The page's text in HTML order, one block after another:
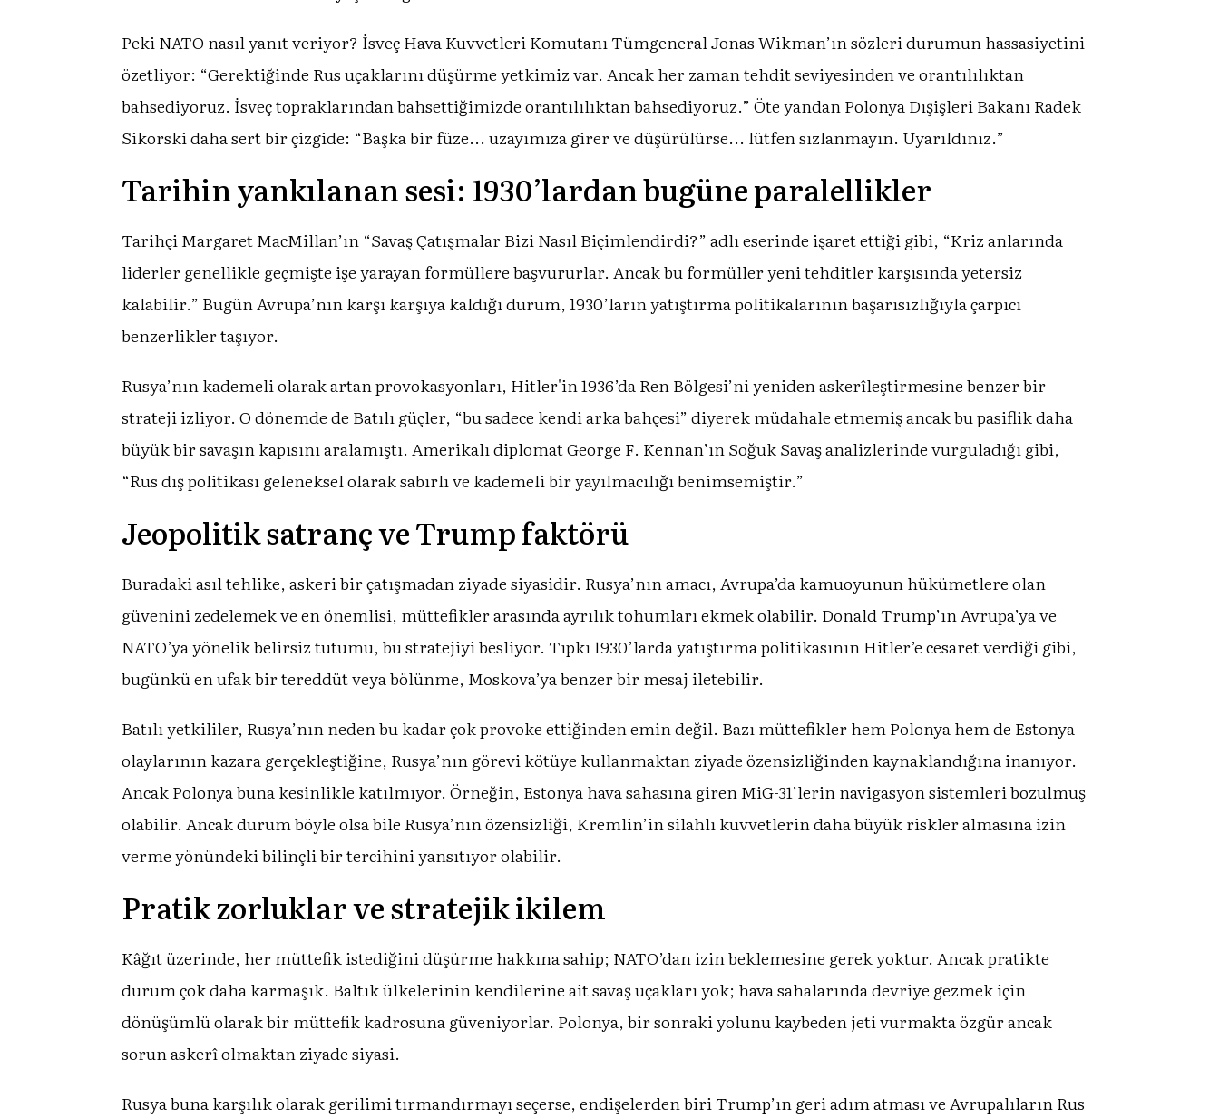
Peki NATO nasıl yanıt veriyor? İsveç Hava Kuvvetleri Komutanı Tümgeneral Jonas Wikman’ın sözleri durumun hassasiyetini
özetliyor: “Gerektiğinde Rus uçaklarını düşürme yetkimiz var. Ancak her zaman tehdit seviyesinden ve orantılılıktan
bahsediyoruz. İsveç topraklarından bahsettiğimizde orantılılıktan bahsediyoruz.” Öte yandan Polonya Dışişleri Bakanı Radek
Sikorski daha sert bir çizgide: “Başka bir füze... uzayımıza girer ve düşürülürse... lütfen sızlanmayın. Uyarıldınız.”
Tarihin yankılanan sesi: 1930’lardan bugüne paralellikler
Tarihçi Margaret MacMillan’ın “Savaş Çatışmalar Bizi Nasıl Biçimlendirdi?” adlı eserinde işaret ettiği gibi, “Kriz anlarında
liderler genellikle geçmişte işe yarayan formüllere başvururlar. Ancak bu formüller yeni tehditler karşısında yetersiz
kalabilir.” Bugün Avrupa’nın karşı karşıya kaldığı durum, 1930’ların yatıştırma politikalarının başarısızlığıyla çarpıcı
benzerlikler taşıyor.
Rusya’nın kademeli olarak artan provokasyonları, Hitler'in 1936’da Ren Bölgesi’ni yeniden askerîleştirmesine benzer bir
strateji izliyor. O dönemde de Batılı güçler, “bu sadece kendi arka bahçesi” diyerek müdahale etmemiş ancak bu pasiflik daha
büyük bir savaşın kapısını aralamıştı. Amerikalı diplomat George F. Kennan’ın Soğuk Savaş analizlerinde vurguladığı gibi,
“Rus dış politikası geleneksel olarak sabırlı ve kademeli bir yayılmacılığı benimsemiştir.”
Jeopolitik satranç ve Trump faktörü
Buradaki asıl tehlike, askeri bir çatışmadan ziyade siyasidir. Rusya’nın amacı, Avrupa’da kamuoyunun hükümetlere olan
güvenini zedelemek ve en önemlisi, müttefikler arasında ayrılık tohumları ekmek olabilir. Donald Trump’ın Avrupa’ya ve
NATO’ya yönelik belirsiz tutumu, bu stratejiyi besliyor. Tıpkı 1930’larda yatıştırma politikasının Hitler’e cesaret verdiği gibi,
bugünkü en ufak bir tereddüt veya bölünme, Moskova’ya benzer bir mesaj iletebilir.
Batılı yetkililer, Rusya’nın neden bu kadar çok provoke ettiğinden emin değil. Bazı müttefikler hem Polonya hem de Estonya
olaylarının kazara gerçekleştiğine, Rusya’nın görevi kötüye kullanmaktan ziyade özensizliğinden kaynaklandığına inanıyor.
Ancak Polonya buna kesinlikle katılmıyor. Örneğin, Estonya hava sahasına giren MiG-31’lerin navigasyon sistemleri bozulmuş
olabilir. Ancak durum böyle olsa bile Rusya’nın özensizliği, Kremlin’in silahlı kuvvetlerin daha büyük riskler almasına izin
verme yönündeki bilinçli bir tercihini yansıtıyor olabilir.
Pratik zorluklar ve stratejik ikilem
Kâğıt üzerinde, her müttefik istediğini düşürme hakkına sahip; NATO’dan izin beklemesine gerek yoktur. Ancak pratikte
durum çok daha karmaşık. Baltık ülkelerinin kendilerine ait savaş uçakları yok; hava sahalarında devriye gezmek için
dönüşümlü olarak bir müttefik kadrosuna güveniyorlar. Polonya, bir sonraki yolunu kaybeden jeti vurmakta özgür ancak
sorun askerî olmaktan ziyade siyasi.
Rusya buna karşılık olarak gerilimi tırmandırmayı seçerse, endişelerden biri Trump’ın geri adım atması ve Avrupalıların Rus